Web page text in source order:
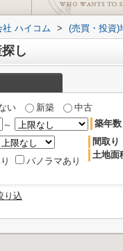
ハイコム > (売買・投資)
し
い 新築
中古
～ 築年数
パノラマあり
間取り
土地面
り込